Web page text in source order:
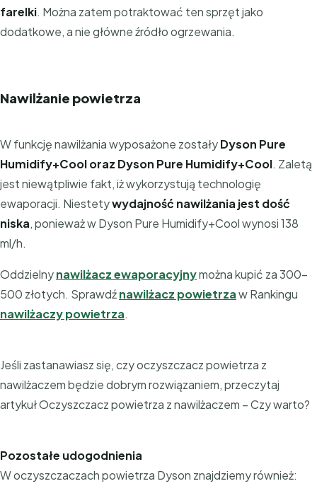
farelki. Można zatem potraktować ten sprzęt jako
dodatkowe, a nie główne źródło ogrzewania.
Nawilżanie powietrza
W funkcję nawilżania wyposażone zostałyDyson Pure
Humidify+Cool oraz Dyson Pure Humidify+Cool. Zaletą
jest niewątpliwie fakt, iż wykorzystują technologię
ewaporacji. Niestetywydajność nawilżania jest dość
niska, ponieważ w Dyson Pure Humidify+Cool wynosi 138
ml/h.
Oddzielnynawilżacz ewaporacyjnymożna kupić za 300-
500 złotych. Sprawdźnawilżacz powietrzaw Rankingu
nawilżaczy powietrza.
Jeśli zastanawiasz się, czy oczyszczacz powietrza z
nawilżaczem będzie dobrym rozwiązaniem, przeczytaj
artykuł Oczyszczacz powietrza z nawilżaczem – Czy warto?
Pozostałe udogodnienia
W oczyszczaczach powietrza Dyson znajdziemy również: